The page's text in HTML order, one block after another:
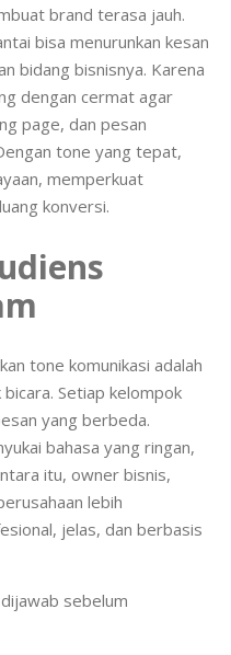
brand terasa jauh.
bisa menurunkan kesan
bidang bisnisnya. Karena
dengan cermat agar
page, dan pesan
tone yang tepat,
memperkuat
konversi.
tone komunikasi adalah
Setiap kelompok
yang berbeda.
bahasa yang ringan,
itu, owner bisnis,
lebih
jelas, dan berbasis
sebelum